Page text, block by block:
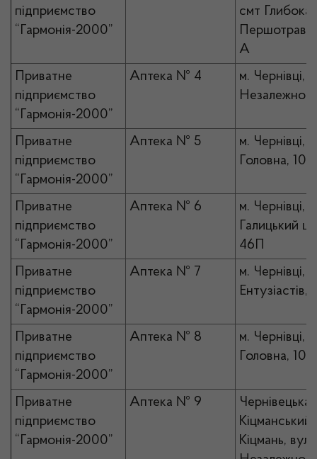
підприємство
“Гармонія-2000”
смт Глибока,
А
Приватне
підприємство
“Гармонія-2000”
Аптека № 4
м. Чернівці,
Приватне
підприємство
“Гармонія-2000”
Аптека № 5
м. Чернівці,
Головна, 103
Приватне
підприємство
“Гармонія-2000”
Аптека № 6
м. Чернівці,
Галицький
46П
Приватне
підприємство
“Гармонія-2000”
Аптека № 7
м. Чернівці,
Ентузіастів,
Приватне
підприємство
“Гармонія-2000”
Аптека № 8
м. Чернівці,
Головна, 102
Приватне
підприємство
“Гармонія-2000”
Аптека № 9
Чернівецька
Кіцманський
Кіцмань, вул.